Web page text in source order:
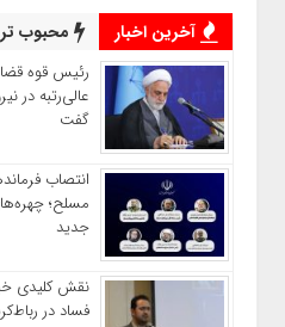
آخرین اخبار محبوب
رئیس قوه
عالی‌رتبه در
گفت
انتصاب
مسلح؛
جدید
نقش کلیدی
فساد در